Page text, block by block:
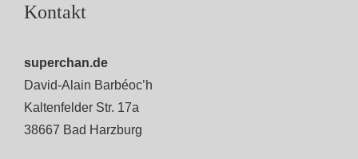
Kontakt
superchan.de
David-Alain Barbéoc’h
Kaltenfelder Str. 17a
38667 Bad Harzburg